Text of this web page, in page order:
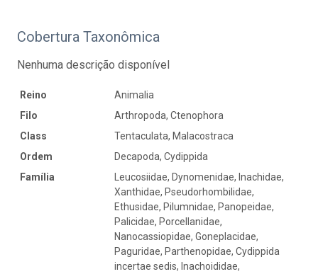
Cobertura Taxonômica
Nenhuma descrição disponível
Reino
Animalia
Filo
Arthropoda, Ctenophora
Class
Tentaculata, Malacostraca
Ordem
Decapoda, Cydippida
Família
Leucosiidae, Dynomenidae, Inachidae,
Xanthidae, Pseudorhombilidae,
Ethusidae, Pilumnidae, Panopeidae,
Palicidae, Porcellanidae,
Nanocassiopidae, Goneplacidae,
Paguridae, Parthenopidae, Cydippida
incertae sedis, Inachoididae,